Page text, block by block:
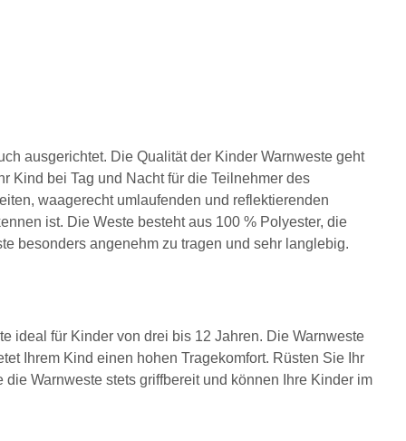
ausgerichtet. Die Qualität der Kinder Warnweste geht
Kind bei Tag und Nacht für die Teilnehmer des
waagerecht umlaufenden und reflektierenden
ist. Die Weste besteht aus 100 % Polyester, die
besonders angenehm zu tragen und sehr langlebig.
ideal für Kinder von drei bis 12 Jahren. Die Warnweste
Ihrem Kind einen hohen Tragekomfort. Rüsten Sie Ihr
Warnweste stets griffbereit und können Ihre Kinder im